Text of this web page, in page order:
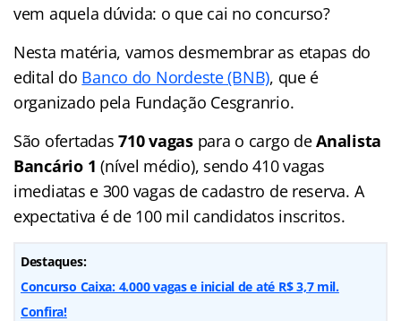
vem aquela dúvida: o que cai no concurso?
Nesta matéria, vamos desmembrar as etapas do
edital do Banco do Nordeste (BNB), que é
organizado pela Fundação Cesgranrio.
São ofertadas710 vagaspara o cargo deAnalista
Bancário 1 (nível médio), sendo 410 vagas
imediatas e 300 vagas de cadastro de reserva. A
expectativa é de 100 mil candidatos inscritos.
Destaques:
Concurso Caixa: 4.000 vagas e inicial de até R$ 3,7 mil.
Confira!